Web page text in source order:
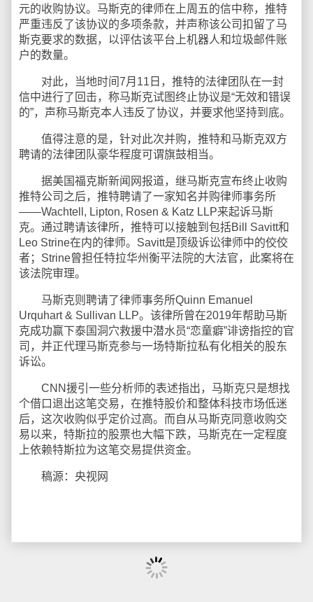
元的收购协议。马斯克的律师在上周五的信中称，推特
严重违反了该协议的多项条款，并声称该公司扣留了马
斯克要求的数据，以评估该平台上机器人和垃圾邮件账
户的数量。
对此，当地时间7月11日，推特的法律团队在一封
信中进行了回击，称马斯克试图终止协议是“无效和错误
的”，声称马斯克本人违反了协议，并要求他坚持到底。
值得注意的是，针对此次并购，推特和马斯克双方
聘请的法律团队豪华程度可谓旗鼓相当。
据美国福克斯新闻网报道，继马斯克宣布终止收购
推特公司之后，推特聘请了一家知名并购律师事务所
——Wachtell, Lipton, Rosen & Katz LLP来起诉马斯
克。通过聘请该律所，推特可以接触到包括Bill Savitt和
Leo Strine在内的律师。Savitt是顶级诉讼律师中的佼佼
者；Strine曾担任特拉华州衡平法院的大法官，此案将在
该法院审理。
马斯克则聘请了律师事务所Quinn Emanuel
Urquhart & Sullivan LLP。该律所曾在2019年帮助马斯
克成功赢下泰国洞穴救援中潜水员“恋童癖”诽谤指控的官
司，并正代理马斯克参与一场特斯拉私有化相关的股东
诉讼。
CNN援引一些分析师的表述指出，马斯克只是想找
个借口退出这笔交易，在推特股价和整体科技市场低迷
后，这次收购似乎定价过高。而自从马斯克同意收购交
易以来，特斯拉的股票也大幅下跌，马斯克在一定程度
上依赖特斯拉为这笔交易提供资金。
稿源：央视网